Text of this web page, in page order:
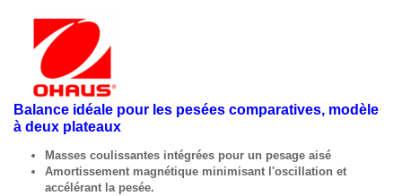
Balance idéale pour les pesées comparatives, modèle
à deux plateaux
Masses coulissantes intégrées pour un pesage aisé
Amortissement magnétique minimisant l'oscillation et
accélérant la pesée.